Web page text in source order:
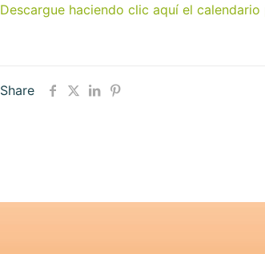
Descargue haciendo clic aquí el
Share